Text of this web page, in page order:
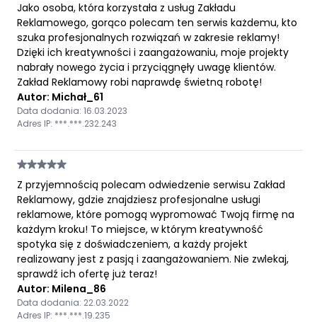
Jako osoba, która korzystała z usług Zakładu
Reklamowego, gorąco polecam ten serwis każdemu, kto
szuka profesjonalnych rozwiązań w zakresie reklamy!
Dzięki ich kreatywności i zaangażowaniu, moje projekty
nabrały nowego życia i przyciągnęły uwagę klientów.
Zakład Reklamowy robi naprawdę świetną robotę!
Autor: Michał_61
Data dodania: 16.03.2023
Adres IP: ***.***.232.243
Z przyjemnością polecam odwiedzenie serwisu Zakład
Reklamowy, gdzie znajdziesz profesjonalne usługi
reklamowe, które pomogą wypromować Twoją firmę na
każdym kroku! To miejsce, w którym kreatywność
spotyka się z doświadczeniem, a każdy projekt
realizowany jest z pasją i zaangażowaniem. Nie zwlekaj,
sprawdź ich ofertę już teraz!
Autor: Milena_86
Data dodania: 22.03.2022
Adres IP: ***.***.19.235